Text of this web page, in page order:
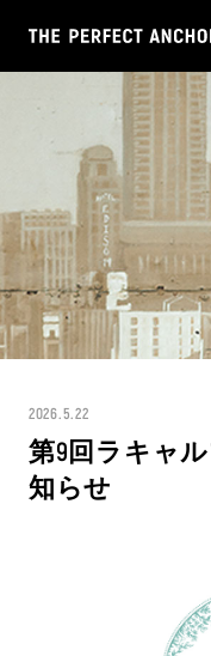
2026.5.22
第9回ラキャ
知らせ